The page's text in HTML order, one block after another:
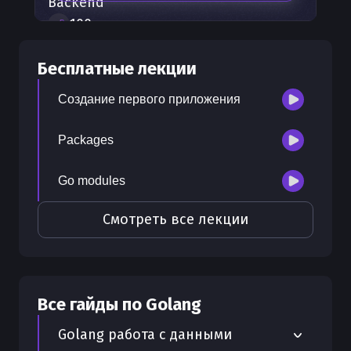
100+шагов развития
300 бонусных рублей
Бесплатные лекции
Создание первого приложения
Packages
Go modules
Смотреть все лекции
Все гайды по Golang
Golang работа с данными